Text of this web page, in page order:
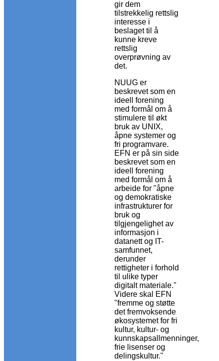
gir dem
tilstrekkelig rettslig
interesse i
beslaget til å
kunne kreve
rettslig
overprøvning av
det.
NUUG er
beskrevet som en
ideell forening
med formål om å
stimulere til økt
bruk av UNIX,
åpne systemer og
fri programvare.
EFN er på sin side
beskrevet som en
ideell forening
med formål om å
arbeide for "åpne
og demokratiske
infrastrukturer for
bruk og
tilgjengelighet av
informasjon i
datanett og IT-
samfunnet,
derunder
rettigheter i forhold
til ulike typer
digitalt materiale."
Videre skal EFN
"fremme og støtte
det fremvoksende
økosystemet for fri
kultur, kultur- og
kunnskapsallmenninger,
frie lisenser og
delingskultur."